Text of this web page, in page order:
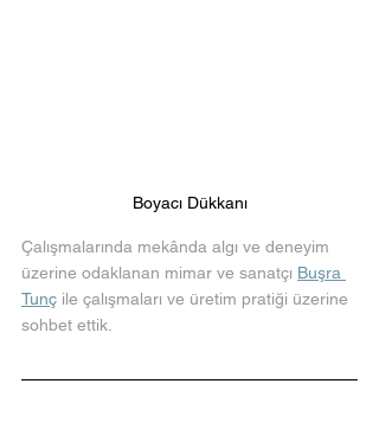
Boyacı Dükkanı
Çalışmalarında mekânda algı ve deneyim
üzerine odaklanan mimar ve sanatçı Buşra
Tunç ile çalışmaları ve üretim pratiği üzerine
sohbet ettik.